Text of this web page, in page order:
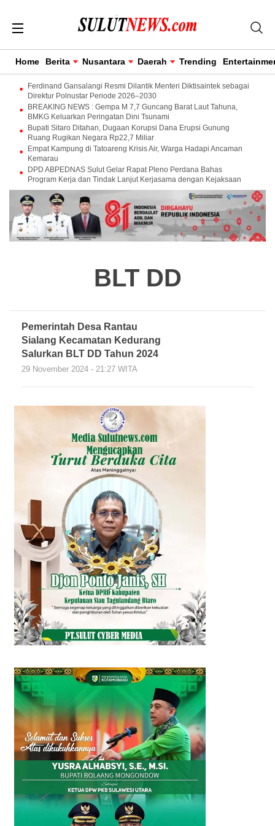
Home Berita Nusantara Daerah Trending
Ferdinand Gansalangi Resmi Dilantik Menteri Diktisaintek sebagai
Direktur Polnustar Periode 2026–2030
BREAKING NEWS : Gempa M 7,7 Guncang Barat Laut Tahuna,
BMKG Keluarkan Peringatan Dini Tsunami
Bupati Sitaro Ditahan, Dugaan Korupsi Dana Erupsi Gunung
Ruang Rugikan Negara Rp22,7 Miliar
Empat Kampung di Tatoareng Krisis Air, Warga Hadapi Ancaman
Kemarau
DPD ABPEDNAS Sulut Gelar Rapat Pleno Perdana Bahas
Program Kerja dan Tindak Lanjut Kerjasama dengan Kejaksaan
BLT DD
Pemerintah Desa Rantau
Sialang Kecamatan Kedurang
Salurkan BLT DD Tahun 2024
29 November 2024 - 21:27 WITA